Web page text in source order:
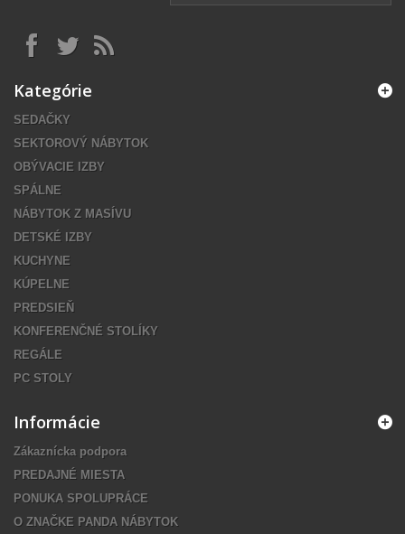
Kategórie
SEDAČKY
SEKTOROVÝ NÁBYTOK
OBÝVACIE IZBY
SPÁLNE
NÁBYTOK Z MASÍVU
DETSKÉ IZBY
KUCHYNE
KÚPELNE
PREDSIEŇ
KONFERENČNÉ STOLÍKY
REGÁLE
PC STOLY
Informácie
Zákaznícka podpora
PREDAJNÉ MIESTA
PONUKA SPOLUPRÁCE
O ZNAČKE PANDA NÁBYTOK